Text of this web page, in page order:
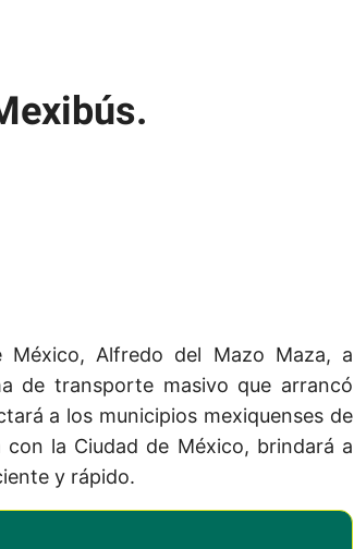
Alfredo del Mazo Maza, a
de transporte masivo que arrancó
a los municipios mexiquenses de
la Ciudad de México, brindará a
y rápido.